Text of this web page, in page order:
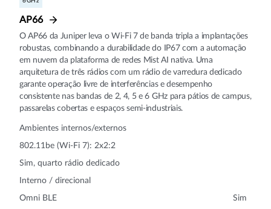
AP66
O AP66 da Juniper leva o Wi‑Fi 7 de banda tripla a implantações
robustas, combinando a durabilidade do IP67 com a automação
em nuvem da plataforma de redes Mist AI nativa. Uma
arquitetura de três rádios com um rádio de varredura dedicado
garante operação livre de interferências e desempenho
consistente nas bandas de 2, 4, 5 e 6 GHz para pátios de campus,
passarelas cobertas e espaços semi-industriais.
Ambientes internos/externos
802.11be (Wi-Fi 7): 2x2:2
Sim, quarto rádio dedicado
Interno / direcional
Omni BLE Sim